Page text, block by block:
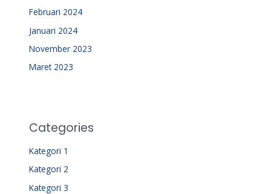
Februari 2024
Januari 2024
November 2023
Maret 2023
Categories
Kategori 1
Kategori 2
Kategori 3